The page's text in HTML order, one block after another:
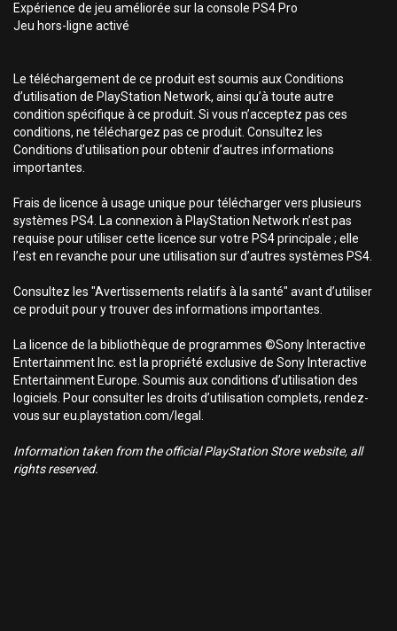
Expérience de jeu améliorée sur la console PS4 Pro
Jeu hors-ligne activé
Le téléchargement de ce produit est soumis aux Conditions
d’utilisation de PlayStation Network, ainsi qu’à toute autre
condition spécifique à ce produit. Si vous n’acceptez pas ces
conditions, ne téléchargez pas ce produit. Consultez les
Conditions d’utilisation pour obtenir d’autres informations
importantes.
Frais de licence à usage unique pour télécharger vers plusieurs
systèmes PS4. La connexion à PlayStation Network n’est pas
requise pour utiliser cette licence sur votre PS4 principale ; elle
l’est en revanche pour une utilisation sur d’autres systèmes PS4.
Consultez les "Avertissements relatifs à la santé" avant d’utiliser
ce produit pour y trouver des informations importantes.
La licence de la bibliothèque de programmes ©Sony Interactive
Entertainment Inc. est la propriété exclusive de Sony Interactive
Entertainment Europe. Soumis aux conditions d’utilisation des
logiciels. Pour consulter les droits d’utilisation complets, rendez-
vous sur eu.playstation.com/legal.
Information taken from the official PlayStation Store website, all
rights reserved.